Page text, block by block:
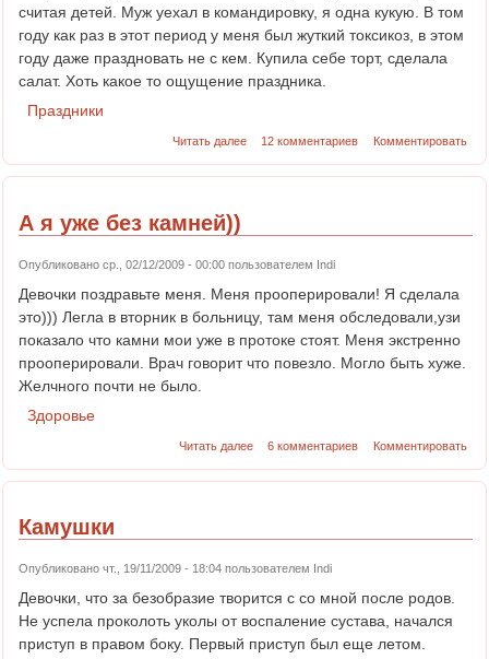
считая детей. Муж уехал в командировку, я одна кукую. В том
году как раз в этот период у меня был жуткий токсикоз, в этом
году даже праздновать не с кем. Купила себе торт, сделала
салат. Хоть какое то ощущение праздника.
Праздники
Читать далее 12 комментариев Комментировать
А я уже без камней))
Опубликовано ср., 02/12/2009 - 00:00 пользователем Indi
Девочки поздравьте меня. Меня прооперировали! Я сделала
это))) Легла в вторник в больницу, там меня обследовали,узи
показало что камни мои уже в протоке стоят. Меня экстренно
прооперировали. Врач говорит что повезло. Могло быть хуже.
Желчного почти не было.
Здоровье
Читать далее 6 комментариев Комментировать
Камушки
Опубликовано чт., 19/11/2009 - 18:04 пользователем Indi
Девочки, что за безобразие творится с со мной после родов.
Не успела проколоть уколы от воспаление сустава, начался
приступ в правом боку. Первый приступ был еще летом.